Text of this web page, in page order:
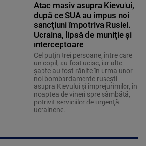
Atac masiv asupra Kievului,
după ce SUA au impus noi
sancţiuni împotriva Rusiei.
Ucraina, lipsă de muniţie şi
interceptoare
Cel puţin trei persoane, între care
un copil, au fost ucise, iar alte
şapte au fost rănite în urma unor
noi bombardamente ruseşti
asupra Kievului şi împrejurimilor, în
noaptea de vineri spre sâmbătă,
potrivit serviciilor de urgenţă
ucrainene.